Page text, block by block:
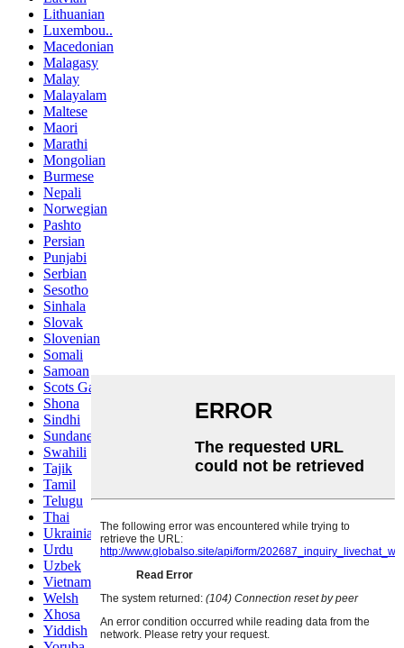
Lithuanian
Luxembou..
Macedonian
Malagasy
Malay
Malayalam
Maltese
Maori
Marathi
Mongolian
Burmese
Nepali
Norwegian
Pashto
Persian
Punjabi
Serbian
Sesotho
Sinhala
Slovak
Slovenian
Somali
Samoan
Scots Gaelic
Shona
Sindhi
Sundanese
Swahili
Tajik
Tamil
Telugu
Thai
Ukrainian
Urdu
Uzbek
Vietnamese
Welsh
Xhosa
Yiddish